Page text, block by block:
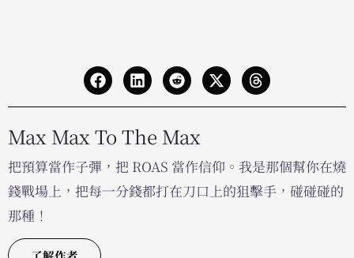
Max Max To The Max
把預算當作子彈，把 ROAS 當作信仰。我是那個幫你在燒
錢戰場上，把每一分錢都打在刀口上的狙擊手，碰碰碰的
那種！